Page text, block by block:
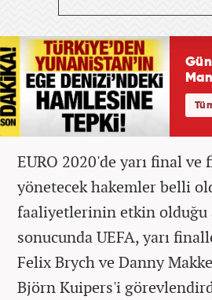
EURO 2020'de yarı final ve
yönetecek hakemler belli
faaliyetlerinin etkin olduğu
sonucunda UEFA, yarı
Felix Brych ve Danny
Björn Kuipers'i